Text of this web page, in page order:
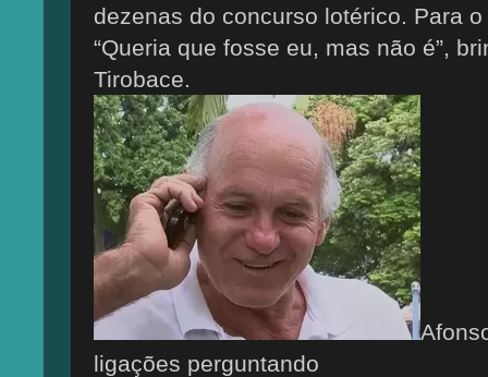
dezenas do concurso lotérico. Para
“Queria que fosse eu, mas não é”,
Tirobace.
ligações perguntando